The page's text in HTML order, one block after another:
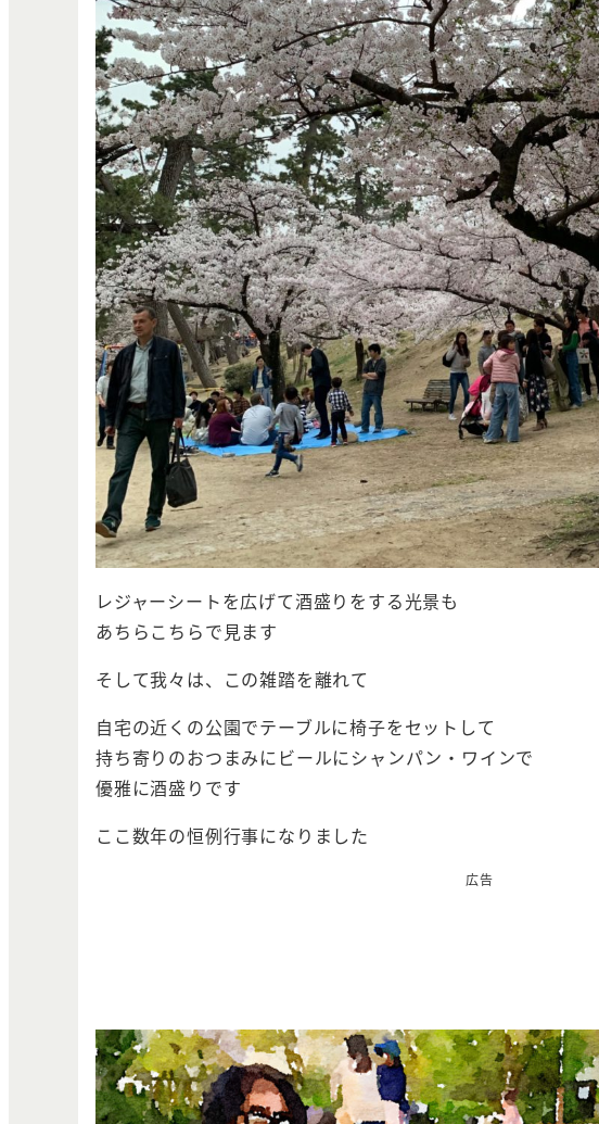
レジャーシートを広げて酒盛りをする光景も
あちらこちらで見ます
そして我々は、この雑踏を離れて
自宅の近くの公園でテーブルに椅子をセットして
持ち寄りのおつまみにビールにシャンパン・ワインで
優雅に酒盛りです
ここ数年の恒例行事になりました
広告